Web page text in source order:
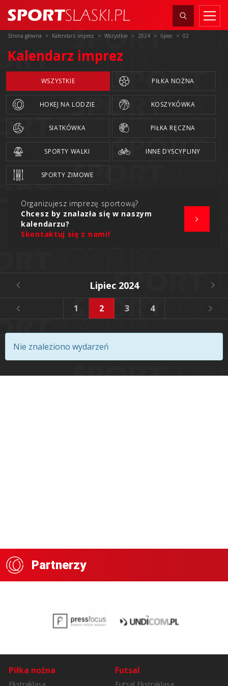
Strona główna Kalendarz imprez Wszystkie 2024 lipiec 02
Kalendarz imprez
WSZYSTKIE PIŁKA NOŻNA
HOKEJ NA LODZIE KOSZYKÓWKA
SIATKÓWKA PIŁKA RĘCZNA
SPORTY WALKI INNE DYSCYPLINY
SPORTY ZIMOWE
Organizujesz imprezę sportową?
Chcesz by znalazła się w naszym
kalendarzu?
Skontaktuj się z nami!
Lipiec 2024
1 2 3 4
Nie znaleziono wydarzeń
Partnerzy
Piłka nożna Futsal